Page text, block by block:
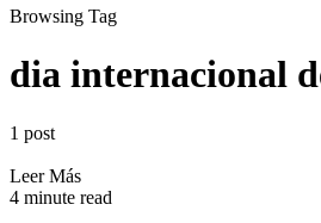
Browsing Tag
dia internacional
1 post
Leer Más
4 minute read